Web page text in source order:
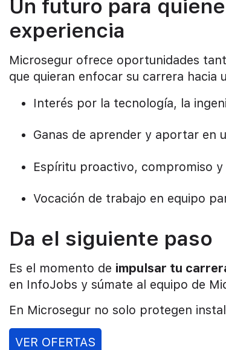
Un futuro para
experiencia
Microsegur ofrece oportunidades
que quieran enfocar su carrera
Interés por la tecnología, la
Ganas de aprender y aportar en
Espíritu proactivo, compromiso
Vocación de trabajo en equipo
Da el siguiente paso
Es el momento de impulsar tu
en InfoJobs y súmate al equipo de
En Microsegur no solo protegen
VER OFERTAS